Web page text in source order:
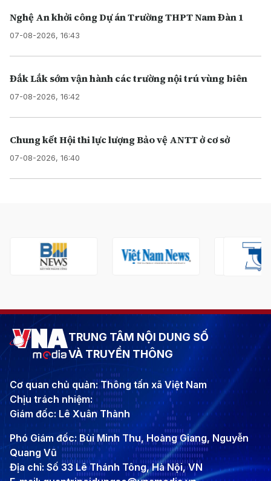
Nghệ An khởi công Dự án Trường THPT Nam Đàn 1
07-08-2026, 16:43
Đắk Lắk sớm vận hành các trường nội trú vùng biên
07-08-2026, 16:42
Chung kết Hội thi lực lượng Bảo vệ ANTT ở cơ sở
07-08-2026, 16:40
TRUNG TÂM NỘI DUNG SỐ
VÀ TRUYỀN THÔNG
Cơ quan chủ quản: Thông tấn xã Việt Nam
Chịu trách nhiệm:
Giám đốc: Lê Xuân Thành
Phó Giám đốc: Bùi Minh Thu, Hoàng Giang, Nguyễn
Quang Vũ
Địa chỉ: Số 33 Lê Thánh Tông, Hà Nội, VN